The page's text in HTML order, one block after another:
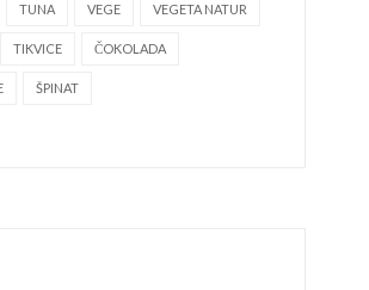
TUNA VEGE VEGETA NATUR
TIKVICE ČOKOLADA
ŠPINAT